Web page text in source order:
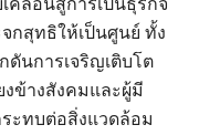
กสุทธิให้เป็นศูนย์ ทั้ง
นการเจริญเติบโต
ข้างสังคมและผู้มี
ะทบต่อสิ่งแวดล้อม